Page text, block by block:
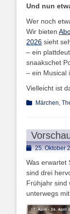
Und nun
Wer noch
Wir bieten
2026 sieht
– ein
snaakschet
– ein Musical
Vielleicht ist
Kategorien
Märchen,
Posted25. Oktober
Was erwartet
sind drei
Frühjahr sind
unterwegs